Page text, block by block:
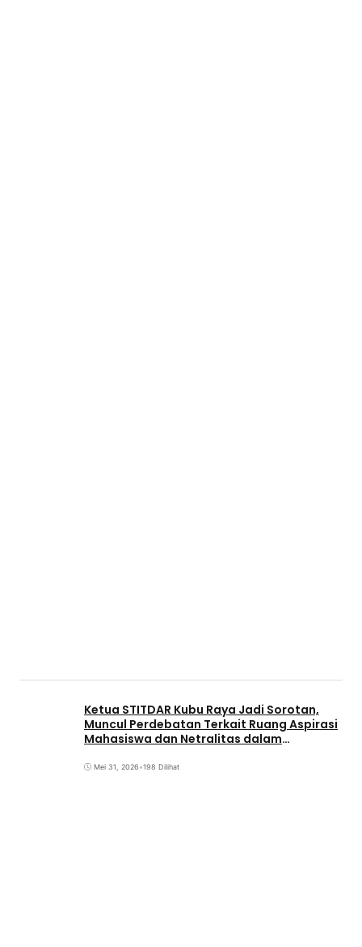
Ketua STITDAR Kubu Raya Jadi Sorotan,
Muncul Perdebatan Terkait Ruang Aspirasi
Mahasiswa dan Netralitas dalam
Mei 31, 2026•198 Dilihat